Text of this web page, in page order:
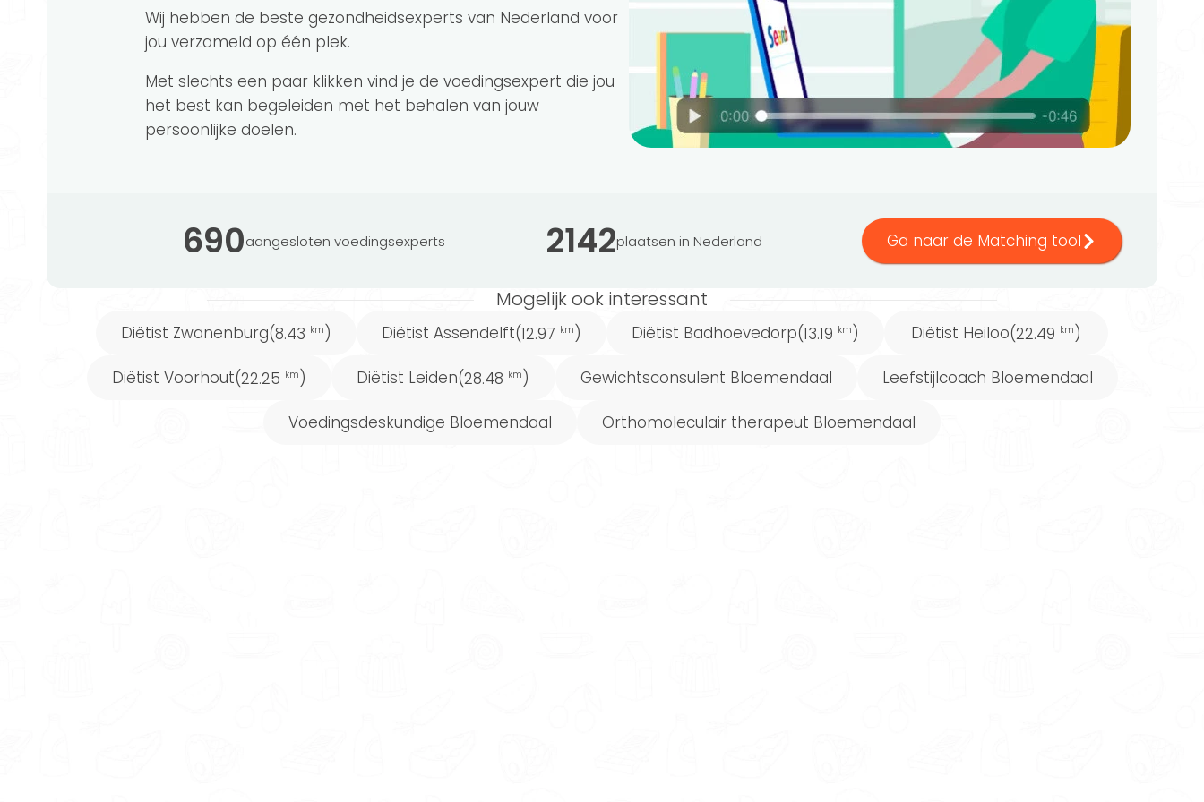
bepalen welke diëtist je het beste kan helpen? Gebruik onzegratis Matching tool
om een diëtist te vinden die goed bij je past.
Wij hebben de beste gezondheidsexperts van Nederland voor
jou verzameld op één plek.
Met slechts een paar klikken vind je de voedingsexpert die jou
het best kan begeleiden met het behalen van jouw
persoonlijke doelen.
690aangesloten voedingsexperts 2142plaatsen in Nederland Ga naar de Matching tool
Mogelijk ook interessant
Diëtist Zwanenburg(8.43 km ) Diëtist Assendelft(12.97 km ) Diëtist Badhoevedorp(13.19 km ) Diëtist Heiloo(22.49 km )
Diëtist Voorhout(22.25 km ) Diëtist Leiden(28.48 km ) Gewichtsconsulent Bloemendaal Leefstijlcoach Bloemendaal
Voedingsdeskundige Bloemendaal Orthomoleculair therapeut Bloemendaal